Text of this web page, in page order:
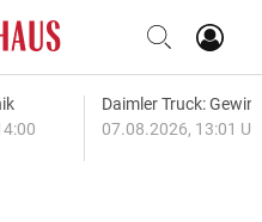
Daimler Truck:
07.08.2026, 13:01